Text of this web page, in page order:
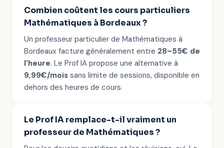
Combien coûtent les cours particuliers
Mathématiques à Bordeaux ?
Un professeur particulier de Mathématiques à
Bordeaux facture généralement entre 28–55€ de
l'heure. Le Prof IA propose une alternative à
9,99€/mois sans limite de sessions, disponible en
dehors des heures de cours.
Le Prof IA remplace-t-il vraiment un
professeur de Mathématiques ?